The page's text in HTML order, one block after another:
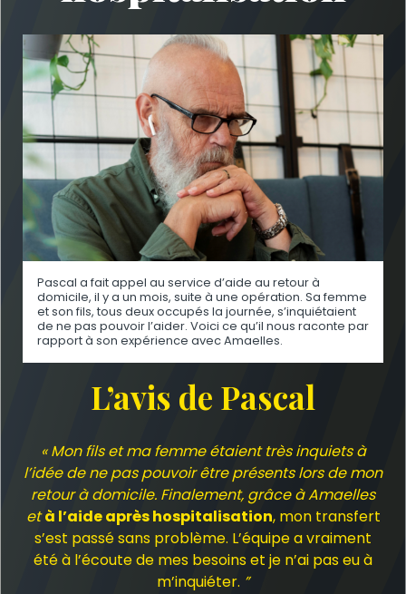
Pascal a fait appel au service d’aide au retour à
domicile, il y a un mois, suite à une opération. Sa femme
et son fils, tous deux occupés la journée, s’inquiétaient
de ne pas pouvoir l’aider. Voici ce qu’il nous raconte par
rapport à son expérience avec Amaelles.
L’avis de Pascal
« Mon fils et ma femme étaient très inquiets à
l’idée de ne pas pouvoir être présents lors de mon
retour à domicile. Finalement, grâce à Amaelles
età l’aide après hospitalisation, mon transfert
s’est passé sans problème. L’équipe a vraiment
été à l’écoute de mes besoins et je n’ai pas eu à
m’inquiéter. ”